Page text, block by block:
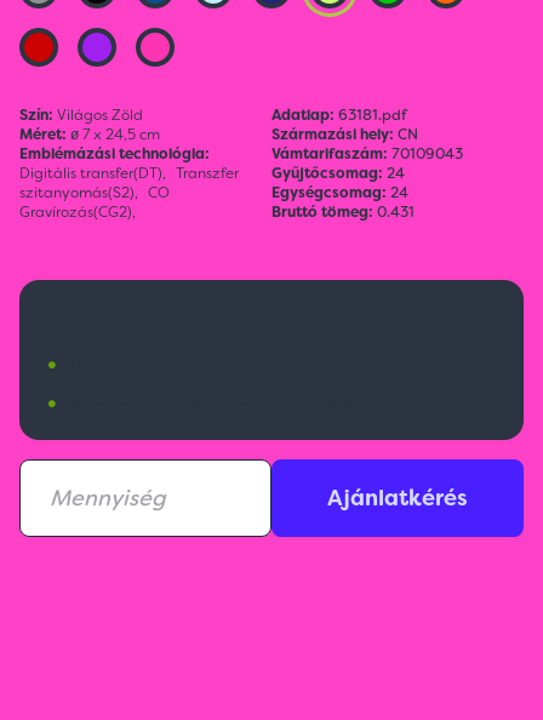
Szín: Világos Zöld
Méret: ø 7 x 24,5 cm
Emblémázási technológia:
Digitális transfer(DT), Transzfer
szitanyomás(S2), CO
Gravírozás(CG2),
Adatlap: 63181.pdf
Származási hely: CN
Vámtarifaszám: 70109043
Gyűjtőcsomag: 24
Egységcsomag: 24
Bruttó tömeg: 0.431
•
•
Ajánlatkérés